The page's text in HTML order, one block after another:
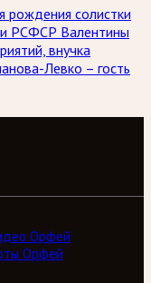
рождения солистки
РСФСР Валентины
внучка
Левко – гость
Орфей
Орфей